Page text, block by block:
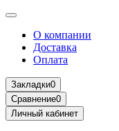
О компании
Доставка
Оплата
Закладки0
Сравнение0
Личный кабинет